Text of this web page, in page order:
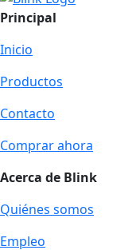
Principal
Inicio
Productos
Contacto
Comprar ahora
Acerca de Blink
Quiénes somos
Empleo